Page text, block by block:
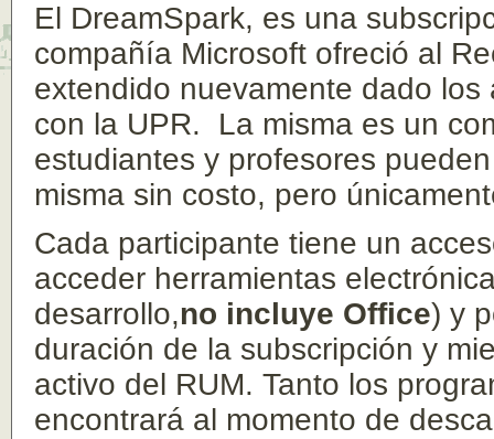
El DreamSpark, es una
compañía Microsoft ofreció al
extendido nuevamente dado
con la UPR. La misma es un
estudiantes y profesores
misma sin costo, pero
Cada participante tiene un
acceder herramientas
desarrollo,no incluye Office) y
duración de la subscripción y
activo del RUM. Tanto los
encontrará al momento de